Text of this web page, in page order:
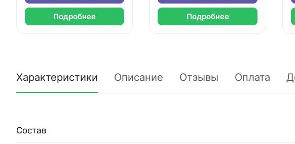
Подробнее Подробнее
Характеристики Описание Отзывы Оплата
Состав